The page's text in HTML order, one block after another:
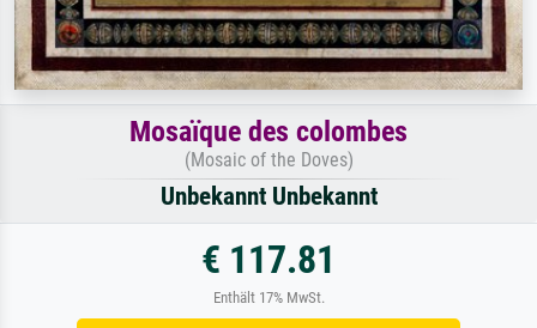
Mosaïque des colombes
(Mosaic of the Doves)
Unbekannt Unbekannt
€ 117.81
Enthält 17% MwSt.